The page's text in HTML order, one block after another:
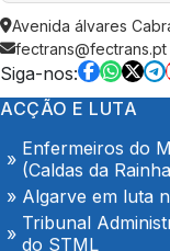
Avenida álvares
fectrans@fectrans.pt
Siga-nos:
ACÇÃO E LUTA
AGOSTO é
exigência: mais
condições de
Trabalhadores
salarial
Enfermeiros do
(Caldas da
Algarve em luta
Tribunal
do STML